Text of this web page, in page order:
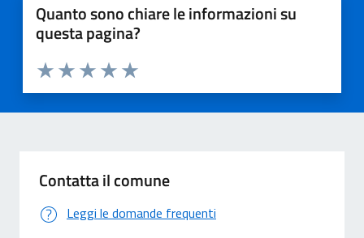
Quanto sono chiare le informazioni su
questa pagina?
Valuta 5 stelle su 5
Valuta 4 stelle su 5
Valuta 3 stelle su 5
Valuta 2 stelle su 5
Valuta 1 stelle su 5
Contatta il comune
Leggi le domande frequenti